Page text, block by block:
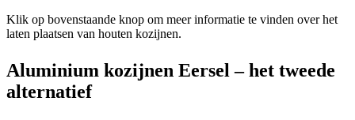
Klik op bovenstaande knop om meer informatie te vinden over het
laten plaatsen van houten kozijnen.
Aluminium kozijnen Eersel – het tweede
alternatief